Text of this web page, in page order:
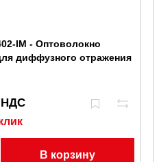
IM - Оптоволокно
диффузного отражения
НДС
В корзину